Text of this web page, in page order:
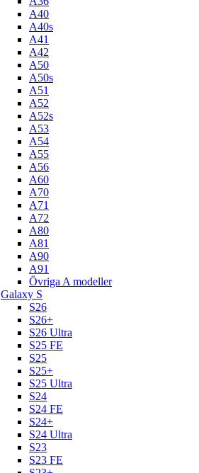
A40
A40s
A41
A42
A50
A50s
A51
A52
A52s
A53
A54
A55
A56
A60
A70
A71
A72
A80
A81
A90
A91
Övriga A modeller
Galaxy S
S26
S26+
S26 Ultra
S25 FE
S25
S25+
S25 Ultra
S24
S24 FE
S24+
S24 Ultra
S23
S23 FE